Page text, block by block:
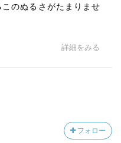
のぬるさがたまりませ
詳細をみる
フォロー